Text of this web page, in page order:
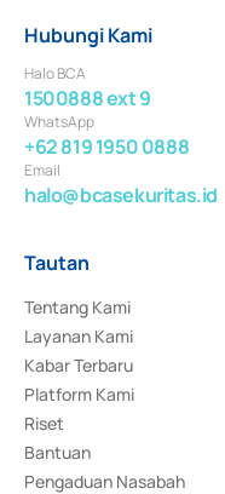
Hubungi Kami
Halo BCA
1500888 ext 9
WhatsApp
+62 819 1950 0888
Email
halo@bcasekuritas.id
Tautan
Tentang Kami
Layanan Kami
Kabar Terbaru
Platform Kami
Riset
Bantuan
Pengaduan Nasabah